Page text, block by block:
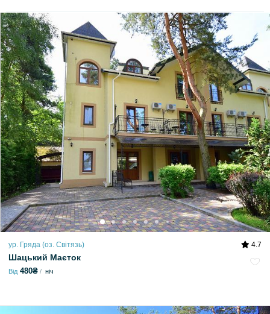
ур. Гряда (оз. Світязь) 4.7
Шацький Маєток
Від 480₴ ніч